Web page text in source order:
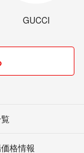
GUCCI
格情報